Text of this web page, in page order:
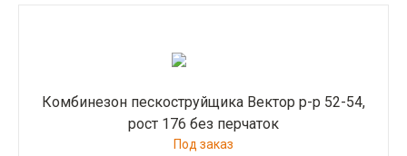
Комбинезон пескоструйщика Вектор р-р 52-54,
рост 176 без перчаток
Под заказ